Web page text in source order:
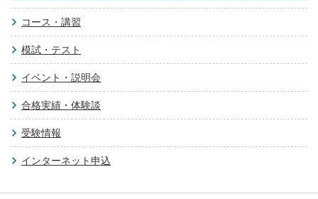
コース・講習
模試・テスト
イベント・説明会
合格実績・体験談
受験情報
インターネット申込